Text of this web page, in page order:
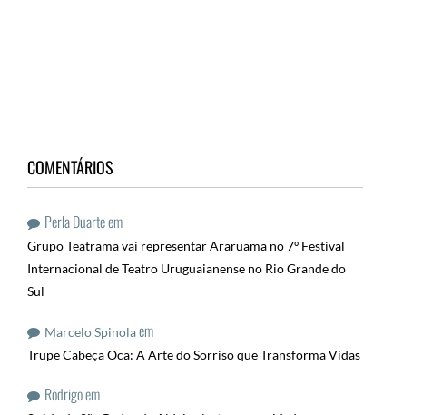
COMENTÁRIOS
Perla Duarteem
Grupo Teatrama vai representar Araruama no 7º Festival
Internacional de Teatro Uruguaianense no Rio Grande do
Sul
Marcelo Spinolaem
Trupe Cabeça Oca: A Arte do Sorriso que Transforma Vidas
Rodrigoem